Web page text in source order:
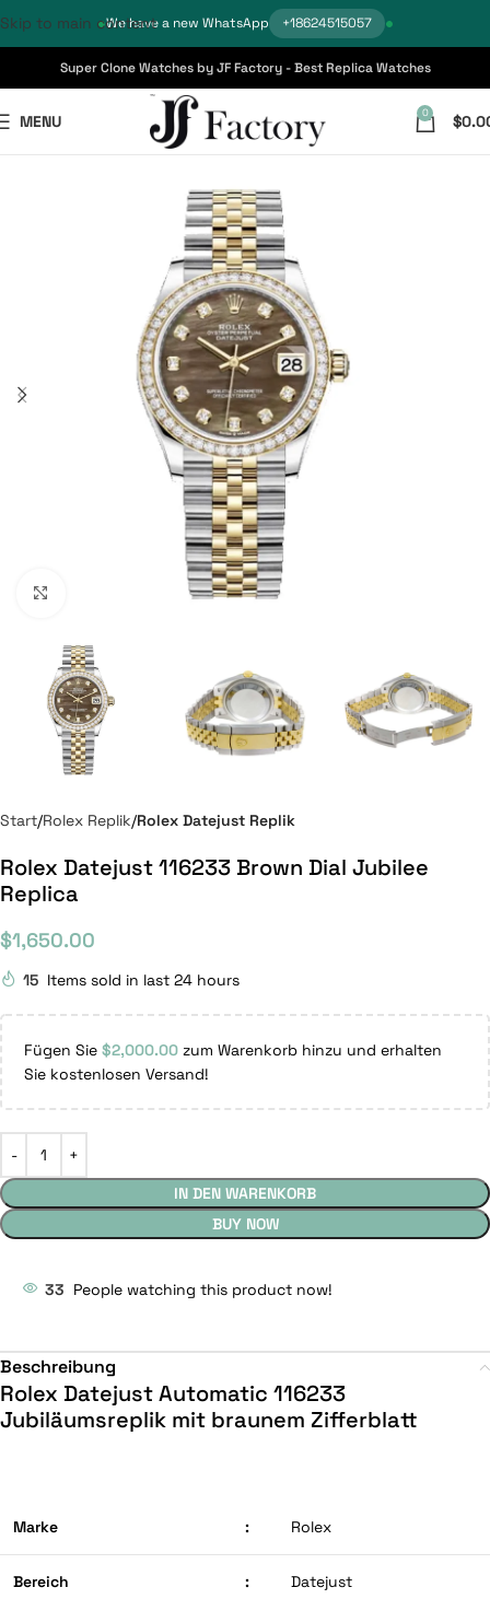
We have a new WhatsApp +18624515057
Skip to main content
Super Clone Watches by JF Factory - Best Replica Watches
MENU 0 $
Start Rolex Replik Rolex Datejust Replik
Rolex Datejust 116233 Brown Dial Jubilee
Replica
$1,650.00
15 Items sold in last 24 hours
Fügen Sie $2,000.00 zum Warenkorb hinzu und erhalten
Sie kostenlosen Versand!
IN DEN WARENKORB
BUY NOW
33 People watching this product now!
Beschreibung
Rolex Datejust Automatic 116233
Jubiläumsreplik mit braunem Zifferblatt
Marke : Rolex
Bereich : Datejust